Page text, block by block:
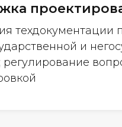
техдокументации
и
регулирование